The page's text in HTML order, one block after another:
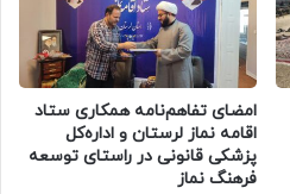
امضای تفاهم‌نامه همکاری ستاد
اقامه نماز لرستان و اداره‌کل
پزشکی قانونی در راستای توسعه
فرهنگ نماز